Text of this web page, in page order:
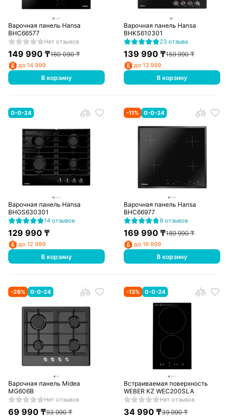
Варочная панель Hansa
BHC66577
Нет отзывов
149 990₸160 090₸
до 14 999
В корзину
Варочная панель Hansa
BHKS610301
23 отзыва
139 990 ₸159 990₸
до 13 999
В корзину
0-0-24
Варочная панель Hansa
BHGS630301
14 отзывов
129 990₸
до 12 999
В корзину
-11% 0-0-24
Варочная панель Hansa
BHC66977
8 отзывов
169 990 ₸189 990₸
до 16 999
В корзину
-26% 0-0-24
Варочная панель Midea
MG606B
Нет отзывов
69 990₸93 990₸
-13% 0-0-24
Встраиваемая поверхность
WEBER KZ WEC200SLA
Нет отзывов
34 990 ₸39 990₸